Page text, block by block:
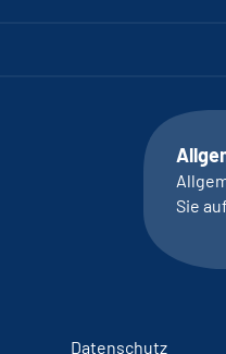
Sie
Datenschutz